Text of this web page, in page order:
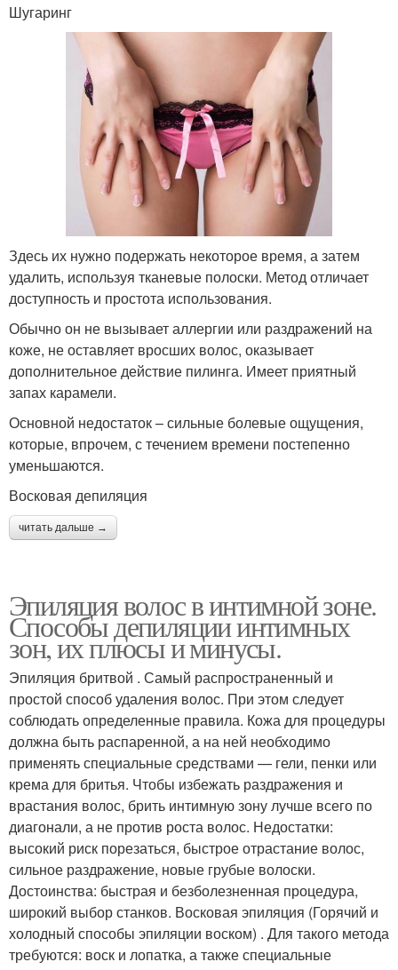
Шугаринг
Здесь их нужно подержать некоторое время, а затем
удалить, используя тканевые полоски. Метод отличает
доступность и простота использования.
Обычно он не вызывает аллергии или раздражений на
коже, не оставляет вросших волос, оказывает
дополнительное действие пилинга. Имеет приятный
запах карамели.
Основной недостаток – сильные болевые ощущения,
которые, впрочем, с течением времени постепенно
уменьшаются.
Восковая депиляция
читать дальше →
Эпиляция волос в интимной зоне.
Способы депиляции интимных
зон, их плюсы и минусы.
Эпиляция бритвой . Самый распространенный и
простой способ удаления волос. При этом следует
соблюдать определенные правила. Кожа для процедуры
должна быть распаренной, а на ней необходимо
применять специальные средствами — гели, пенки или
крема для бритья. Чтобы избежать раздражения и
врастания волос, брить интимную зону лучше всего по
диагонали, а не против роста волос. Недостатки:
высокий риск порезаться, быстрое отрастание волос,
сильное раздражение, новые грубые волоски.
Достоинства: быстрая и безболезненная процедура,
широкий выбор станков. Восковая эпиляция (Горячий и
холодный способы эпиляции воском) . Для такого метода
требуются: воск и лопатка, а также специальные